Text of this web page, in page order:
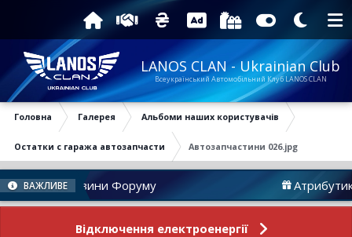
LANOS CLAN - Ukrainian Club
Всеукраїнський Автомобільний Клуб LANOS CLAN
Головна Галерея Альбоми наших користувачів
Остатки с гаража автозапчасти Автозапчастини 026.jpg
ВАЖЛИВЕ
Новини Форуму Атрибутика
Відключення електроенергії